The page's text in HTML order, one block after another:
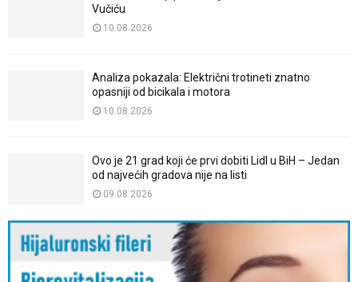
Vučiću
10.08.2026
Analiza pokazala: Električni trotineti znatno
opasniji od bicikala i motora
10.08.2026
Ovo je 21 grad koji će prvi dobiti Lidl u BiH – Jedan
od najvećih gradova nije na listi
09.08.2026